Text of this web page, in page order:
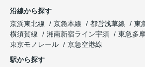
沿線から探す
京浜東北線
京急本線 都営浅草線 東
横須賀線
湘南新宿ライン宇須
東急多
東京モノレール
京急空港線
駅から探す